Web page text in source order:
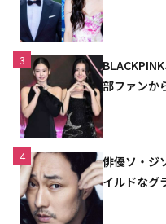
3
部ファンか
4
俳優ソ・ジ
イルドなグ